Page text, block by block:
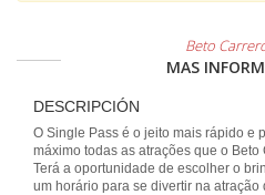
Beto
MAS
DESCRIPCIÓN
O Single Pass é o jeito mais rápido e
máximo todas as atrações que o
Terá a oportunidade de escolher o
um horário para se divertir na atração